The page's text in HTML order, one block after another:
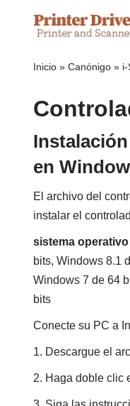
Inicio » Canónigo » i-
en
El archivo del
instalar el
sistema
bits, Windows 8.1
Windows 7 de 64
bits
Conecte su PC a
1. Descargue el
2. Haga doble clic